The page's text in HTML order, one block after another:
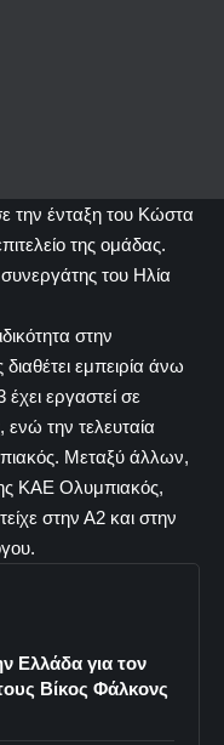
την ένταξη του Κώστα
της ομάδας.
του Ηλία
στην
εμπειρία άνω
εργαστεί σε
την τελευταία
Μεταξύ άλλων,
ΚΑΕ Ολυμπιακός,
στην Α2 και στην
Ελλάδα για τον
Βίκος Φάλκονς